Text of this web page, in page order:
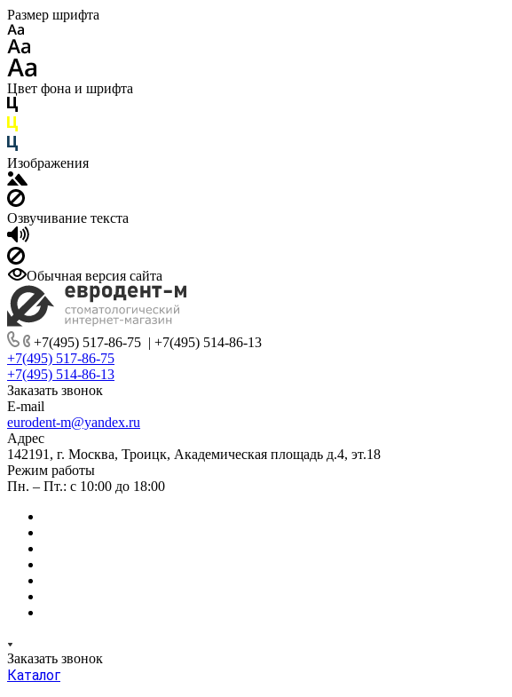
Размер шрифта
Цвет фона и шрифта
Изображения
Озвучивание текста
Обычная версия сайта
+7(495) 517-86-75 | +7(495) 514-86-13
+7(495) 517-86-75
+7(495) 514-86-13
Заказать звонок
E-mail
eurodent-m@yandex.ru
Адрес
142191, г. Москва, Троицк, Академическая площадь д.4, эт.18
Режим работы
Пн. – Пт.: с 10:00 до 18:00
Заказать звонок
Каталог